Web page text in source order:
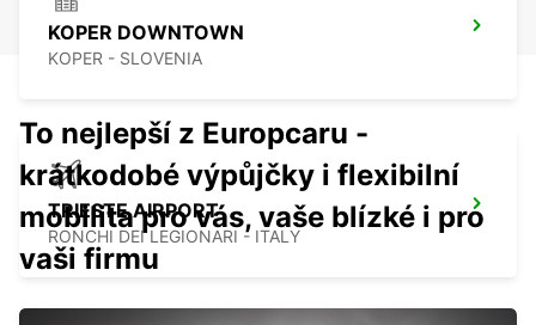
KOPER DOWNTOWN
KOPER - SLOVENIA
TRIESTE AIRPORT
RONCHI DEI LEGIONARI - ITALY
To nejlepší z Europcaru -
krátkodobé výpůjčky i flexibilní
mobilita pro vás, vaše blízké i pro
vaši firmu